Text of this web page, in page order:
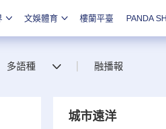
文娛體育 樓蘭平臺 PANDA
多語種 融播報
城市遠洋